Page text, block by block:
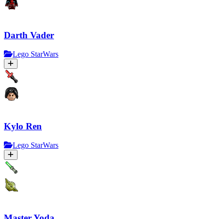
Darth Vader
Lego StarWars
Kylo Ren
Lego StarWars